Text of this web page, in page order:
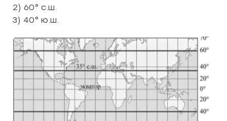
2) 60° с.ш.
3) 40° ю.ш.